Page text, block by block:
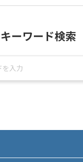
キーワード検索